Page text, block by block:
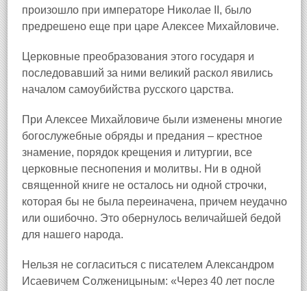
произошло при императоре Николае II, было
предрешено еще при царе Алексее Михайловиче.
Церковные преобразования этого государя и
последовавший за ними великий раскол явились
началом самоубийства русского царства.
При Алексее Михайловиче были изменены многие
богослужебные обряды и предания – крестное
знамение, порядок крещения и литургии, все
церковные песнопения и молитвы. Ни в одной
священной книге не осталось ни одной строчки,
которая бы не была переиначена, причем неудачно
или ошибочно. Это обернулось величайшей бедой
для нашего народа.
Нельзя не согласиться с писателем Александром
Исаевичем Солженицыным: «Через 40 лет после